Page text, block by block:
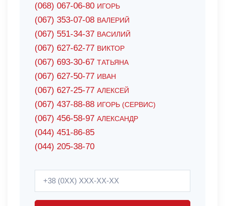
(068) 067-06-80 ИГОРЬ
(067) 353-07-08 ВАЛЕРИЙ
(067) 551-34-37 ВАСИЛИЙ
(067) 627-62-77 ВИКТОР
(067) 693-30-67 ТАТЬЯНА
(067) 627-50-77 ИВАН
(067) 627-25-77 АЛЕКСЕЙ
(067) 437-88-88 ИГОРЬ (СЕРВИС)
(067) 456-58-97 АЛЕКСАНДР
(044) 451-86-85
(044) 205-38-70